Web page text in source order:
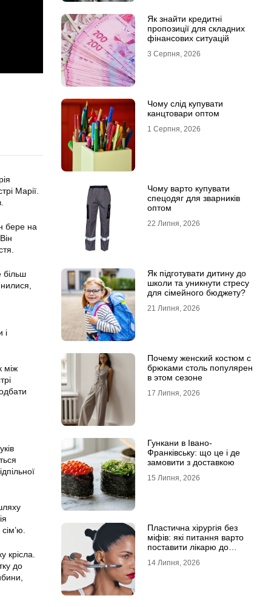
Марії.
бере на
більш
і
між
крісла.
до
Як знайти кредитні
пропозиції для складних
фінансових ситуацій
3 Серпня, 2026
Чому слід купувати
канцтовари оптом
1 Серпня, 2026
Чому варто купувати
спецодяг для зварників
оптом
22 Липня, 2026
Як підготувати дитину до
школи та уникнути стресу
для сімейного бюджету?
21 Липня, 2026
Почему женский костюм с
брюками столь популярен
в этом сезоне
17 Липня, 2026
Гункани в Івано-
Франківську: що це і де
замовити з доставкою
15 Липня, 2026
Пластична хірургія без
міфів: які питання варто
поставити лікарю до
14 Липня, 2026